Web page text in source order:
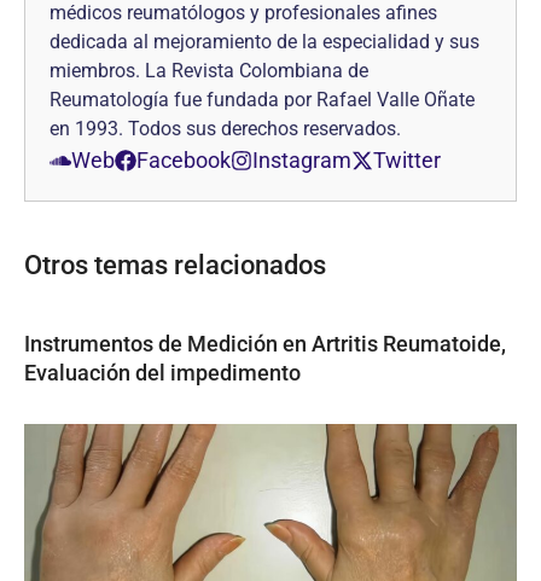
médicos reumatólogos y profesionales afines
dedicada al mejoramiento de la especialidad y sus
miembros. La Revista Colombiana de
Reumatología fue fundada por Rafael Valle Oñate
en 1993. Todos sus derechos reservados.
Web Facebook Instagram Twitter
Otros temas relacionados
Instrumentos de Medición en Artritis Reumatoide,
Evaluación del impedimento